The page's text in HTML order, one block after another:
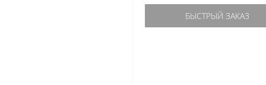
БЫСТРЫЙ ЗАКАЗ